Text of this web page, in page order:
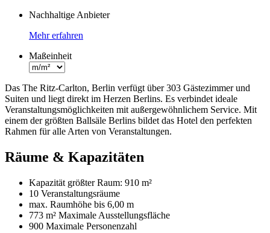
Nachhaltige Anbieter
Mehr erfahren
Maßeinheit
Das The Ritz-Carlton, Berlin verfügt über 303 Gästezimmer und
Suiten und liegt direkt im Herzen Berlins. Es verbindet ideale
Veranstaltungsmöglichkeiten mit außergewöhnlichem Service. Mit
einem der größten Ballsäle Berlins bildet das Hotel den perfekten
Rahmen für alle Arten von Veranstaltungen.
Räume & Kapazitäten
Kapazität größter Raum: 910 m²
10 Veranstaltungsräume
max. Raumhöhe bis 6,00 m
773 m² Maximale Ausstellungsfläche
900 Maximale Personenzahl